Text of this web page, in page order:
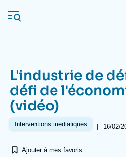
au
contenu
Navigation
principale
L'Ifri
À propos de l'Ifri
L'industrie de
défi de
(vidéo)
Interventions médiatiques | 16/02/
Ajouter à mes favoris